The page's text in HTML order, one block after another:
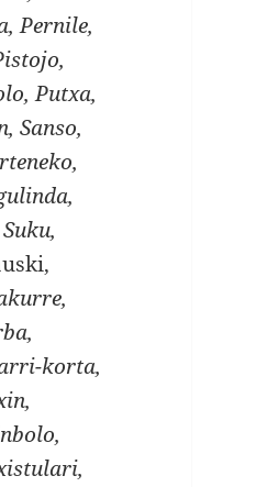
Pernile,
Putxa,
Sanso,
korta,